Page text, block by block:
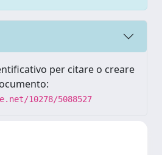
per citare o creare
10278/5088527